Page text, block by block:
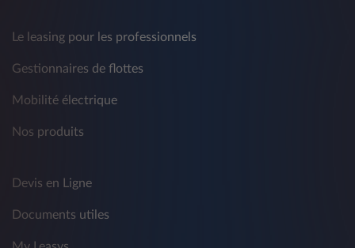
Le leasing pour les professionnels
Gestionnaires de flottes
Mobilité électrique
Nos produits
Devis en Ligne
Documents utiles